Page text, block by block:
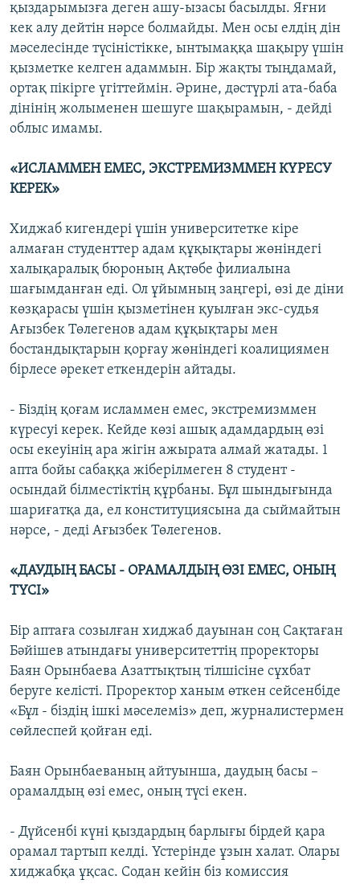
қыздарымызға деген ашу-ызасы басылды. Яғни
кек алу дейтін нәрсе болмайды. Мен осы елдің дін
мәселесінде түсіністікке, ынтымаққа шақыру үшін
қызметке келген адаммын. Бір жақты тыңдамай,
ортақ пікірге үгіттеймін. Әрине, дәстүрлі ата-баба
дінінің жолыменен шешуге шақырамын, - дейді
облыс имамы.
«ИСЛАММЕН ЕМЕС, ЭКСТРЕМИЗММЕН КҮРЕСУ
КЕРЕК»
Хиджаб кигендері үшін университетке кіре
алмаған студенттер адам құқықтары жөніндегі
халықаралық бюроның Ақтөбе филиалына
шағымданған еді. Ол ұйымның заңгері, өзі де діни
көзқарасы үшін қызметінен қуылған экс-судья
Ағызбек Төлегенов адам құқықтары мен
бостандықтарын қорғау жөніндегі коалициямен
бірлесе әрекет еткендерін айтады.
- Біздің қоғам исламмен емес, экстремизммен
күресуі керек. Кейде көзі ашық адамдардың өзі
осы екеуінің ара жігін ажырата алмай жатады. 1
апта бойы сабаққа жіберілмеген 8 студент -
осындай білместіктің құрбаны. Бұл шындығында
шариғатқа да, ел конституциясына да сыймайтын
нәрсе, - деді Ағызбек Төлегенов.
«ДАУДЫҢ БАСЫ - ОРАМАЛДЫҢ ӨЗІ ЕМЕС, ОНЫҢ
ТҮСІ»
Бір аптаға созылған хиджаб дауынан соң Сақтаған
Бәйішев атындағы университеттің проректоры
Баян Орынбаева Азаттықтың тілшісіне сұхбат
беруге келісті. Проректор ханым өткен сейсенбіде
«Бұл - біздің ішкі мәселеміз» деп, журналистермен
сөйлеспей қойған еді.
Баян Орынбаеваның айтуынша, даудың басы –
орамалдың өзі емес, оның түсі екен.
- Дүйсенбі күні қыздардың барлығы бірдей қара
орамал тартып келді. Үстерінде ұзын халат. Олары
хиджабқа ұқсас. Содан кейін біз комиссия